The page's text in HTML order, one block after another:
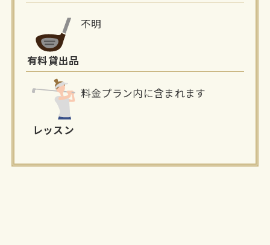
有料貸出品
不明
レッスン
料金プラン内に含まれます